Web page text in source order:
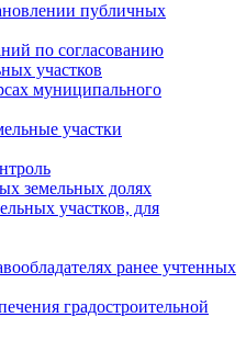
публичных
по согласованию
участков
муниципального
участки
земельных долях
участков, для
ранее учтенных
градостроительной